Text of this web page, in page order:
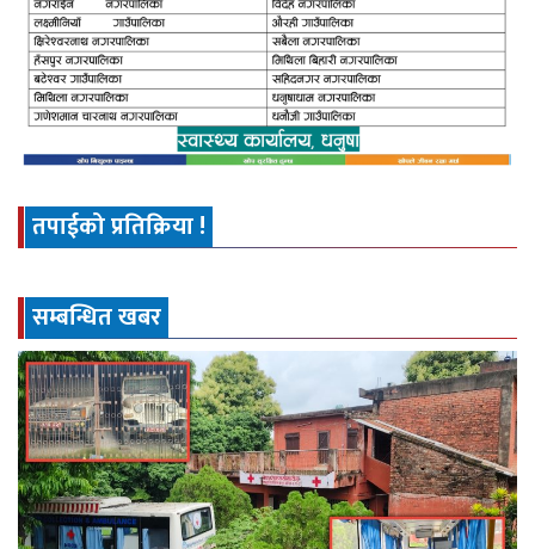
तपाईको प्रतिक्रिया !
सम्बन्धित खबर